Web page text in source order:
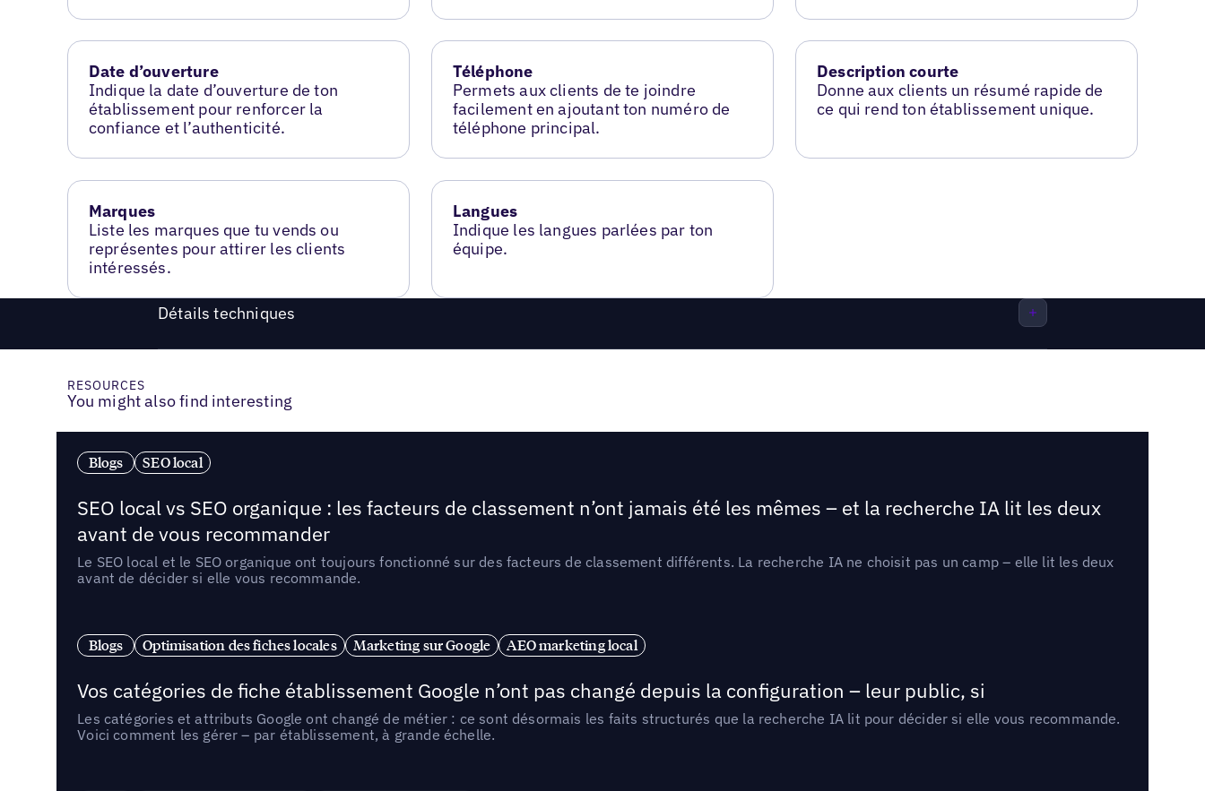
Date d’ouverture
Indique la date d’ouverture de ton
établissement pour renforcer la
confiance et l’authenticité.
Téléphone
Permets aux clients de te joindre
facilement en ajoutant ton numéro de
téléphone principal.
Description courte
Donne aux clients un résumé rapide de
ce qui rend ton établissement unique.
Marques
Liste les marques que tu vends ou
représentes pour attirer les clients
intéressés.
Langues
Indique les langues parlées par ton
équipe.
Détails techniques
RESOURCES
You might also find interesting
Blogs SEO local
SEO local vs SEO organique : les facteurs de classement n’ont jamais été les mêmes – et la recherche IA lit les deux
avant de vous recommander
Le SEO local et le SEO organique ont toujours fonctionné sur des facteurs de classement différents. La recherche IA ne choisit pas un camp – elle lit les deux
avant de décider si elle vous recommande.
Blogs Optimisation des fiches locales Marketing sur Google AEO marketing local
Vos catégories de fiche établissement Google n’ont pas changé depuis la configuration – leur public, si
Les catégories et attributs Google ont changé de métier : ce sont désormais les faits structurés que la recherche IA lit pour décider si elle vous recommande.
Voici comment les gérer – par établissement, à grande échelle.